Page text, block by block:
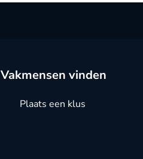
Vakmensen vinden
Plaats een klus